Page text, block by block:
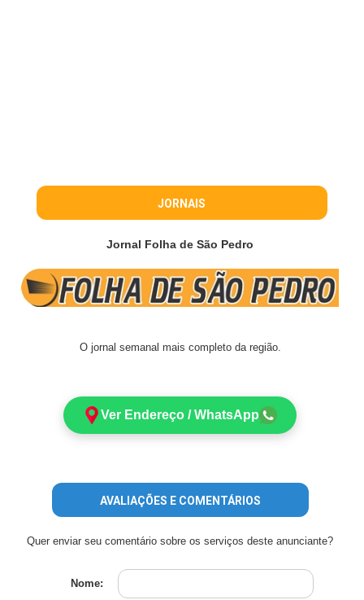
JORNAIS
Jornal Folha de São Pedro
O jornal semanal mais completo da região.
Ver Endereço / WhatsApp
AVALIAÇÕES E COMENTÁRIOS
Quer enviar seu comentário sobre os serviços deste anunciante?
Nome: